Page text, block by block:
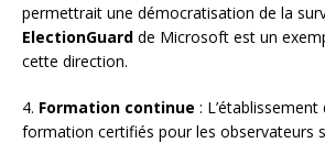
permettrait une démocratisation de la
ElectionGuard de Microsoft est un
cette direction.
4. Formation continue :
formation certifiés pour les observateurs